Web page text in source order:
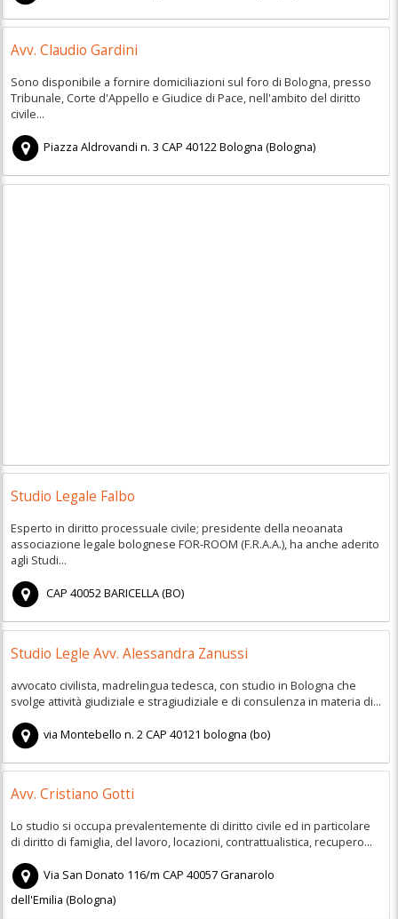
Avv. Claudio Gardini
Sono disponibile a fornire domiciliazioni sul foro di Bologna, presso
Tribunale, Corte d'Appello e Giudice di Pace, nell'ambito del diritto
civile...
Piazza Aldrovandi n. 3 CAP40122Bologna (Bologna)
Studio Legale Falbo
Esperto in diritto processuale civile; presidente della neoanata
associazione legale bolognese FOR-ROOM (F.R.A.A.), ha anche aderito
agli Studi...
CAP40052BARICELLA(BO)
Studio Legle Avv. Alessandra Zanussi
avvocato civilista, madrelingua tedesca, con studio in Bologna che
svolge attività giudiziale e stragiudiziale e di consulenza in materia di...
via Montebello n. 2CAP40121 bologna (bo)
Avv. Cristiano Gotti
Lo studio si occupa prevalentemente di diritto civile ed in particolare
di diritto di famiglia, del lavoro, locazioni, contrattualistica, recupero...
Via San Donato 116/m CAP40057Granarolo
dell'Emilia (Bologna)